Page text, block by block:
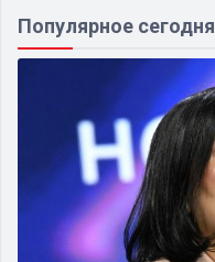
Популярное сегодня